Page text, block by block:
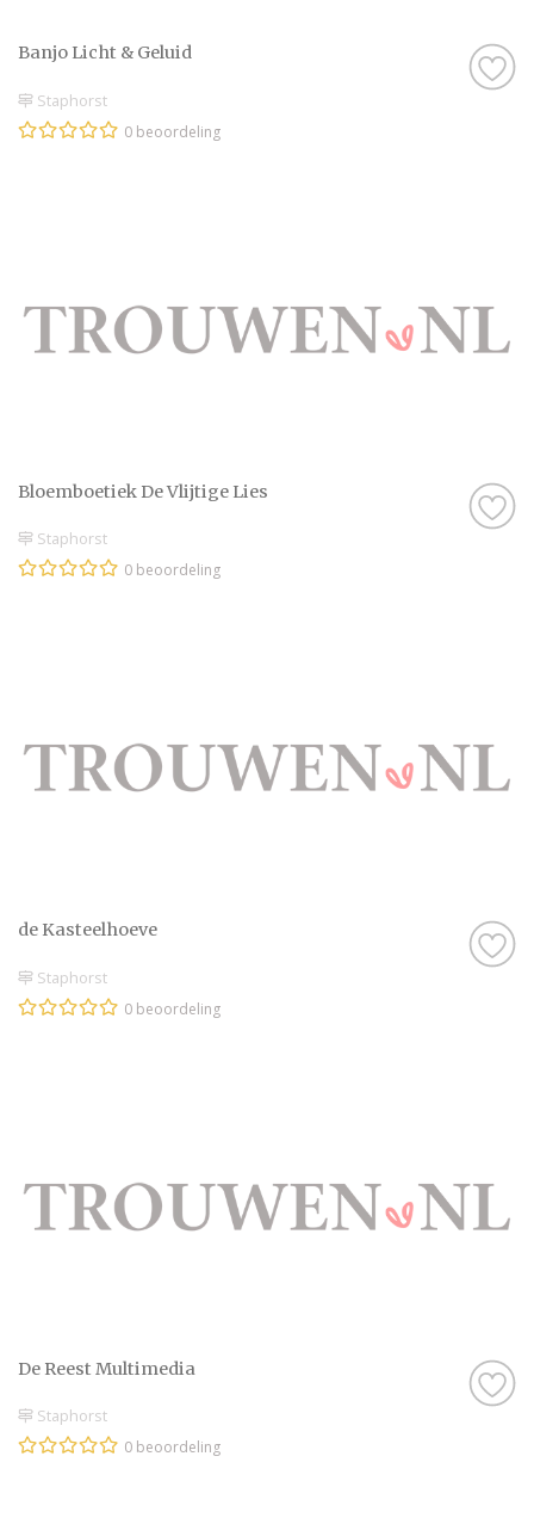
Banjo Licht & Geluid
Staphorst
0 beoordeling
Bloemboetiek De Vlijtige Lies
Staphorst
0 beoordeling
de Kasteelhoeve
Staphorst
0 beoordeling
De Reest Multimedia
Staphorst
0 beoordeling